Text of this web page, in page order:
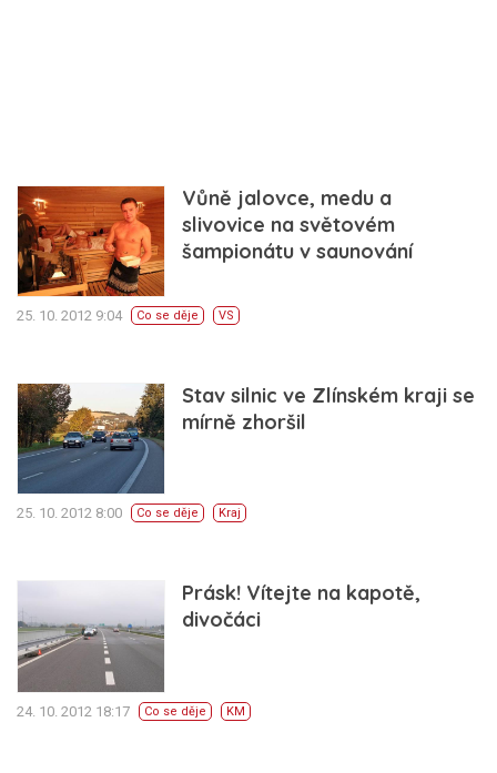
Vůně jalovce, medu a
slivovice na světovém
šampionátu v saunování
25. 10. 2012 9:04 Co se děje VS
Stav silnic ve Zlínském kraji se
mírně zhoršil
25. 10. 2012 8:00 Co se děje Kraj
Prásk! Vítejte na kapotě,
divočáci
24. 10. 2012 18:17 Co se děje KM